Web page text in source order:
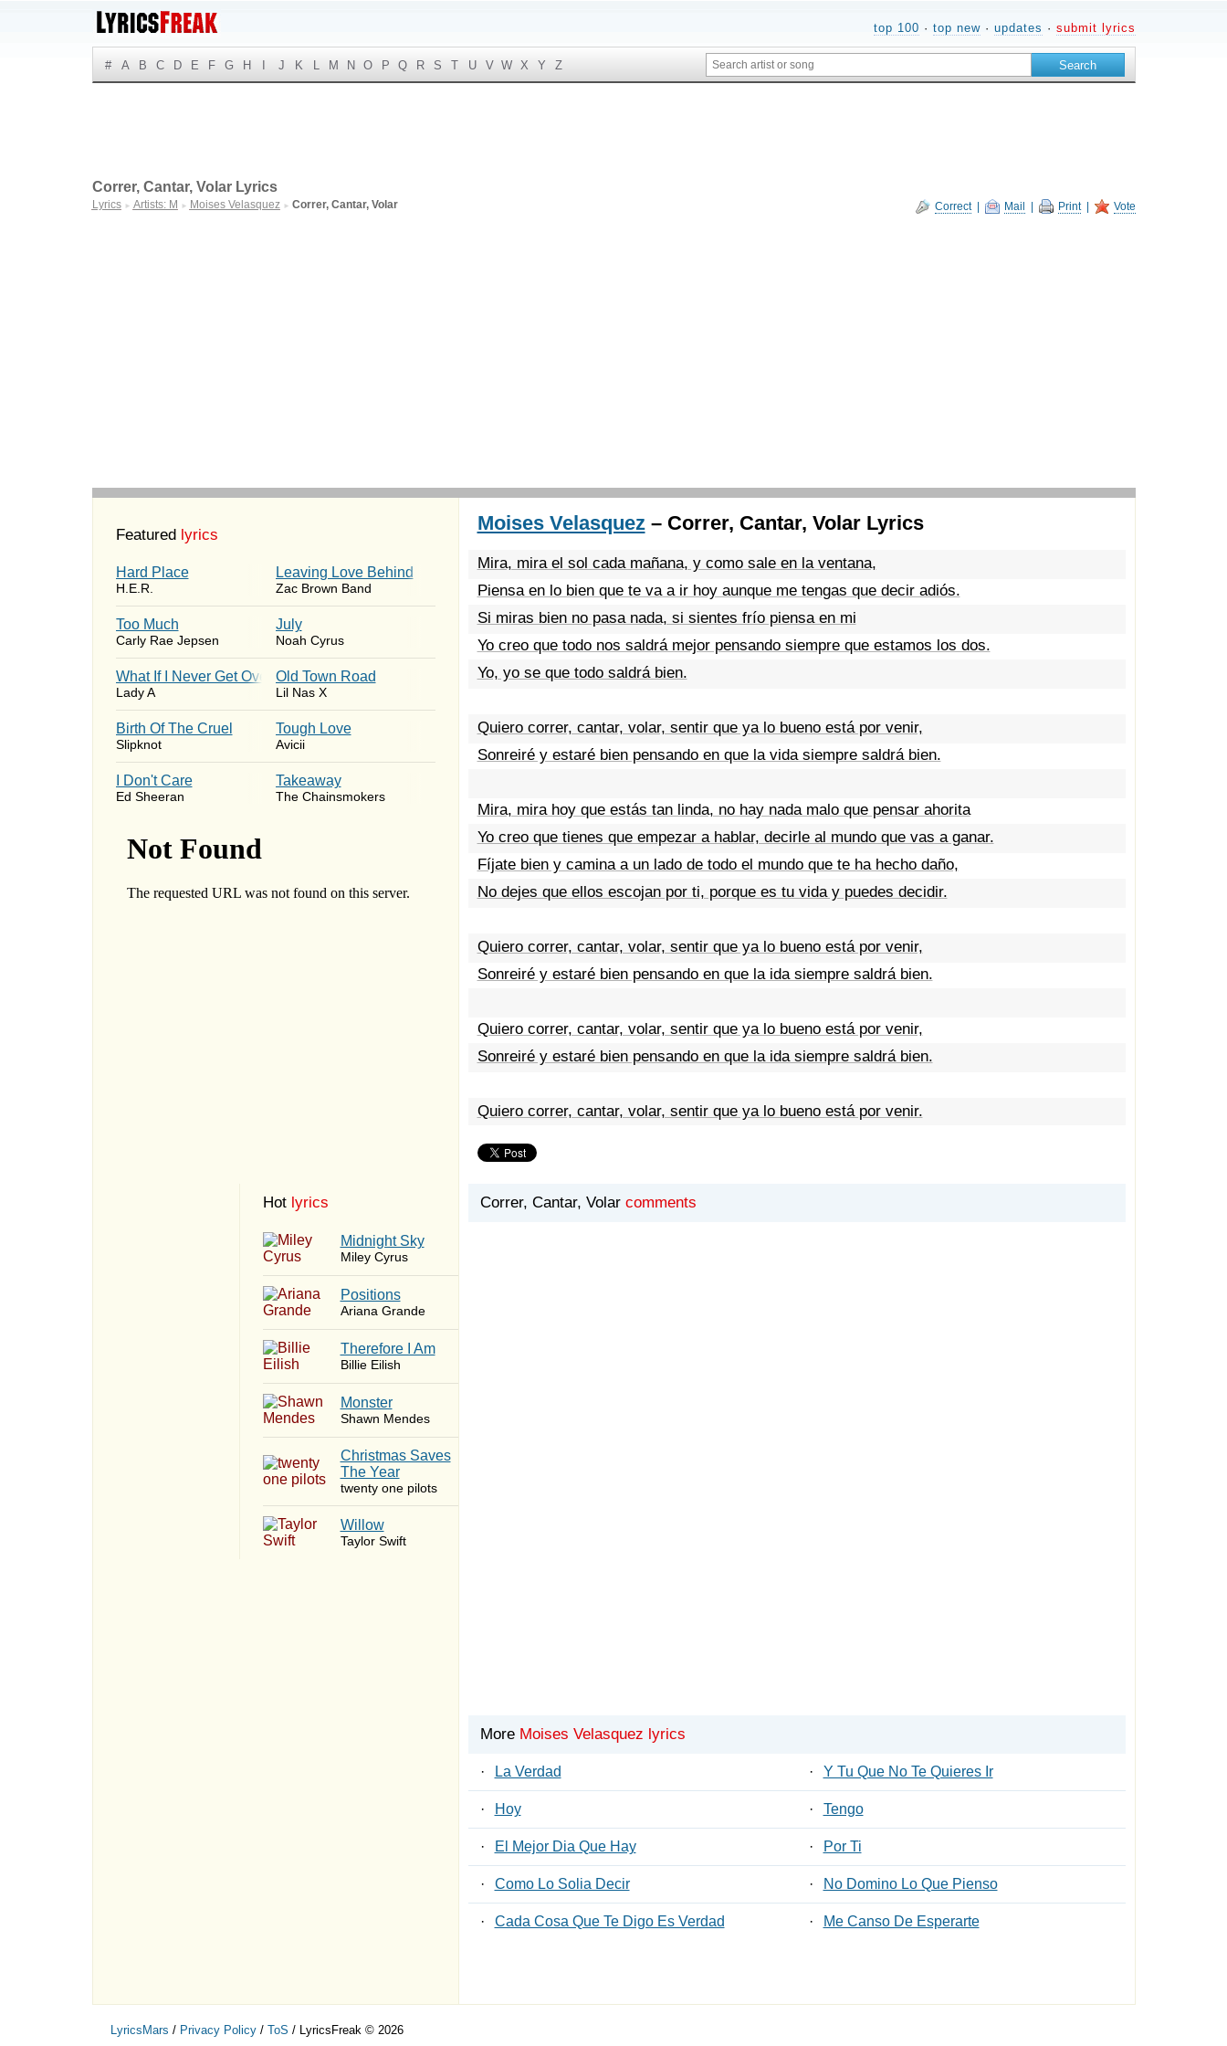
top 100 · top new· updates · submit lyrics
# A B C D E F G H J K L M N O P Q R S T U V W X Y Z
Correct| Mail Print| Vote
Correr, Cantar, Volar Lyrics
Lyrics ► Artists: M ► Moises Velasquez ► Correr, Cantar, Volar
Featured lyrics
Hard Place
H.E.R.
Leaving Love Behind
Zac Brown Band
Too Much
Carly Rae Jepsen
July
Noah Cyrus
What If I Never Get Over You
Lady A
Old Town Road
Lil Nas X
Birth Of The Cruel
Slipknot
Tough Love
Avicii
I Don't Care
Ed Sheeran
Takeaway
The Chainsmokers
Hot lyrics
Midnight Sky
Miley Cyrus
​Positions
Ariana Grande
Therefore I Am
Billie Eilish
Monster
Shawn Mendes
Christmas Saves
The Year
twenty one pilots
Willow
Taylor Swift
Moises Velasquez– Correr, Cantar, Volar Lyrics
Mira, mira el sol cada mañana, y como sale en la ventana,
Piensa en lo bien que te va a ir hoy aunque me tengas que decir adiós.
Si miras bien no pasa nada, si sientes frío piensa en mi
Yo creo que todo nos saldrá mejor pensando siempre que estamos los dos.
Yo, yo se que todo saldrá bien.
Quiero correr, cantar, volar, sentir que ya lo bueno está por venir,
Sonreiré y estaré bien pensando en que la vida siempre saldrá bien.
Mira, mira hoy que estás tan linda, no hay nada malo que pensar ahorita
Yo creo que tienes que empezar a hablar, decirle al mundo que vas a ganar.
Fíjate bien y camina a un lado de todo el mundo que te ha hecho daño,
No dejes que ellos escojan por ti, porque es tu vida y puedes decidir.
Quiero correr, cantar, volar, sentir que ya lo bueno está por venir,
Sonreiré y estaré bien pensando en que la ida siempre saldrá bien.
Quiero correr, cantar, volar, sentir que ya lo bueno está por venir,
Sonreiré y estaré bien pensando en que la ida siempre saldrá bien.
Quiero correr, cantar, volar, sentir que ya lo bueno está por venir.
Correr, Cantar, Volar comments
More Moises Velasquez lyrics
· La Verdad · Y Tu Que No Te Quieres Ir
· Hoy · Tengo
· El Mejor Dia Que Hay · Por Ti
· Como Lo Solia Decir · No Domino Lo Que Pienso
· Cada Cosa Que Te Digo Es Verdad · Me Canso De Esperarte
LyricsMars / Privacy Policy/ ToS / LyricsFreak © 2026